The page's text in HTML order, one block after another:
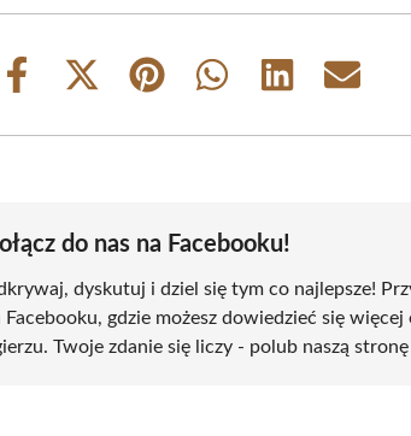
Share
Share
(Twitter)
Share
Share
Share
Share
do nas na Facebooku!
dyskutuj i dziel się tym co najlepsze!
Facebooku, gdzie możesz dowiedzieć się
Twoje zdanie się liczy - polub naszą